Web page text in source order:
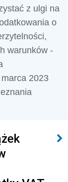
z ulgi na
o
warunków -
2023